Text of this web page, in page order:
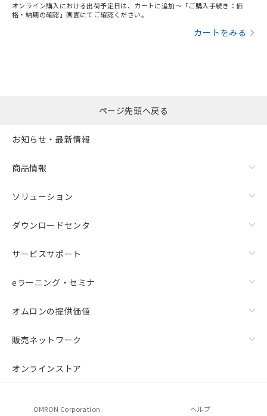
オンライン購入における出荷予定日は、カートに追加～「ご購入手続き：価
格・納期の確認」画面にてご確認ください。
カートをみる
ページ先頭へ戻る
お知らせ・最新情報
商品情報
ソリューション
ダウンロードセンタ
サービスサポート
eラーニング・セミナ
オムロンの提供価値
販売ネットワーク
オンラインストア
OMRON Corporation ヘルプ